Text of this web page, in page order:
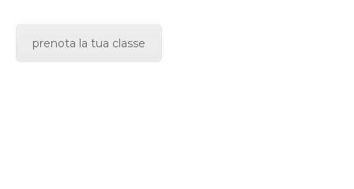
prenota la tua classe